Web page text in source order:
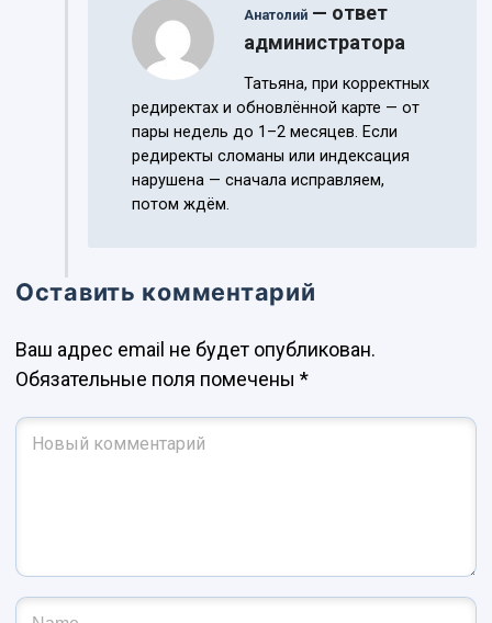
Анатолий— ответ
администратора
Татьяна, при корректных
редиректах и обновлённой карте — от
пары недель до 1–2 месяцев. Если
редиректы сломаны или индексация
нарушена — сначала исправляем,
потом ждём.
Оставить комментарий
Ваш адрес email не будет опубликован.
Обязательные поля помечены *
Ваш комментарий
Имя и фамилия